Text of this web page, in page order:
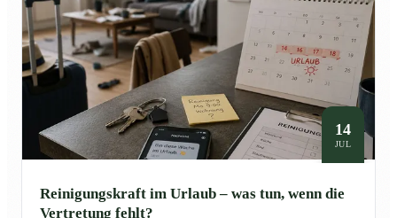
14
JUL
Reinigungskraft im Urlaub – was tun, wenn die
Vertretung fehlt?